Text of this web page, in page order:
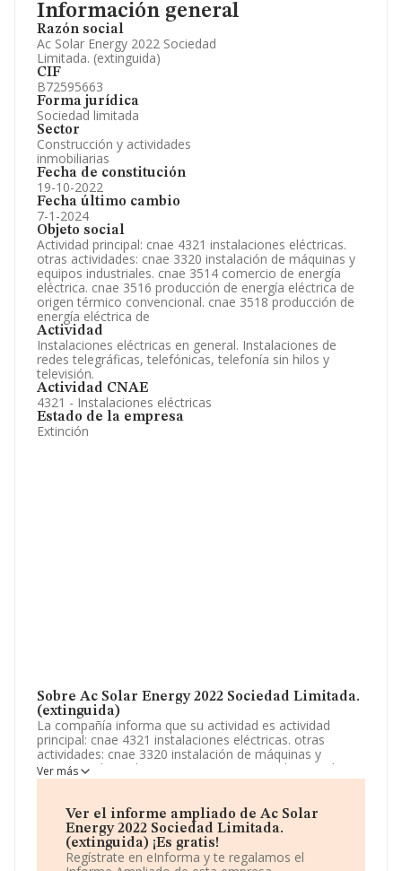
Información general
Razón social
Ac Solar Energy 2022 Sociedad
Limitada. (extinguida)
CIF
B72595663
Forma jurídica
Sociedad limitada
Sector
Construcción y actividades
inmobiliarias
Fecha de constitución
19-10-2022
Fecha último cambio
7-1-2024
Objeto social
Actividad principal: cnae 4321 instalaciones eléctricas.
otras actividades: cnae 3320 instalación de máquinas y
equipos industriales. cnae 3514 comercio de energía
eléctrica. cnae 3516 producción de energía eléctrica de
origen térmico convencional. cnae 3518 producción de
energía eléctrica de
Actividad
Instalaciones eléctricas en general. Instalaciones de
redes telegráficas, telefónicas, telefonía sin hilos y
televisión.
Actividad CNAE
4321 - Instalaciones eléctricas
Estado de la empresa
Extinción
Sobre Ac Solar Energy 2022 Sociedad Limitada.
(extinguida)
La compañía informa que su actividad es actividad
principal: cnae 4321 instalaciones eléctricas. otras
actividades: cnae 3320 instalación de máquinas y
equipos industriales. cnae 3514 comercio de energía
eléctrica. cnae 3516 producción de energía eléctrica de
energía eléctrica de. La sociedad está registrada como
Sociedad Limitada. Su CNAE corresponde a 4321 con
código 'Instalaciones eléctricas'. La sociedad no tiene
actividad en mercados exteriores.
Ver más
Ver el informe ampliado de Ac Solar
Energy 2022 Sociedad Limitada.
(extinguida) ¡Es gratis!
Regístrate en eInforma y te regalamos el
Artículos de prensa publicados sobre la empresa.
Información oficial y registral complementaria.